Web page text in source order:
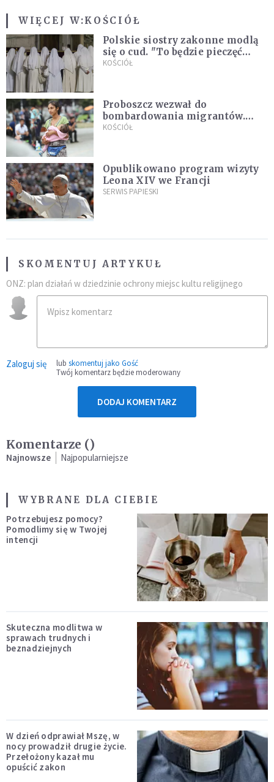
WIĘCEJ W:KOŚCIÓŁ
Polskie siostry zakonne modlą
się o cud. "To będzie pieczęć
Pana Boga dla naszej wiary"
KOŚCIÓŁ
Proboszcz wezwał do
bombardowania migrantów.
"Masowy ogień przeciwko
KOŚCIÓŁ
Opublikowano program wizyty
Leona XIV we Francji
SERWIS PAPIESKI
SKOMENTUJ ARTYKUŁ
ONZ: plan działań w dziedzinie ochrony miejsc kultu religijnego
Zaloguj się lub skomentuj jako Gość
Twój komentarz będzie moderowany
DODAJ KOMENTARZ
Komentarze ()
Najnowsze Najpopularniejsze
WYBRANE DLA CIEBIE
Potrzebujesz pomocy?
Pomodlimy się w Twojej
intencji
Skuteczna modlitwa w
sprawach trudnych i
beznadziejnych
W dzień odprawiał Mszę, w
nocy prowadził drugie życie.
Przełożony kazał mu
opuścić zakon